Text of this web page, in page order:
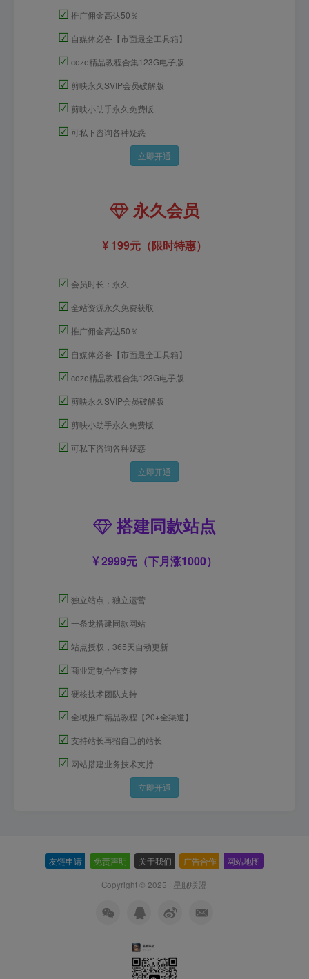
☑ 推广佣金高达50％
☑ 自媒体必备【市面最全工具箱】
☑ coze精品教程合集123G电子版
☑ 剪映永久SVIP会员破解版
☑ 剪映小助手永久免费版
☑ 可私下咨询各种疑惑
立即开通
永久会员
199元（限时特惠）
☑ 会员时长：永久
☑ 全站资源永久免费获取
☑ 推广佣金高达50％
☑ 自媒体必备【市面最全工具箱】
☑ coze精品教程合集123G电子版
☑ 剪映永久SVIP会员破解版
☑ 剪映小助手永久免费版
☑ 可私下咨询各种疑惑
立即开通
搭建同款站点
2999元（下月涨1000）
☑ 独立站点，独立运营
☑ 一条龙搭建同款网站
☑ 站点授权，365天自动更新
☑ 商业定制合作支持
☑ 硬核技术团队支持
☑ 全域推广精品教程【20+全渠道】
☑ 支持站长再招自己的站长
☑ 网站搭建业务技术支持
立即开通
友链申请 免责声明 关于我们 广告合作 网站地图
Copyright © 2025 · 星舰联盟